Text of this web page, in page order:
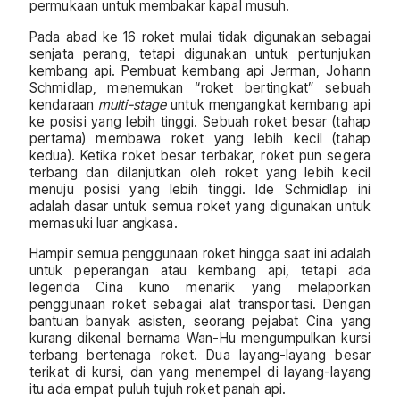
permukaan untuk membakar kapal musuh.
Pada abad ke 16 roket mulai tidak digunakan sebagai
senjata perang, tetapi digunakan untuk pertunjukan
kembang api. Pembuat kembang api Jerman, Johann
Schmidlap, menemukan “roket bertingkat” sebuah
kendaraan multi-stageuntuk mengangkat kembang api
ke posisi yang lebih tinggi. Sebuah roket besar (tahap
pertama) membawa roket yang lebih kecil (tahap
kedua). Ketika roket besar terbakar, roket pun segera
terbang dan dilanjutkan oleh roket yang lebih kecil
menuju posisi yang lebih tinggi. Ide Schmidlap ini
adalah dasar untuk semua roket yang digunakan untuk
memasuki luar angkasa.
Hampir semua penggunaan roket hingga saat ini adalah
untuk peperangan atau kembang api, tetapi ada
legenda Cina kuno menarik yang melaporkan
penggunaan roket sebagai alat transportasi. Dengan
bantuan banyak asisten, seorang pejabat Cina yang
kurang dikenal bernama Wan-Hu mengumpulkan kursi
terbang bertenaga roket. Dua layang-layang besar
terikat di kursi, dan yang menempel di layang-layang
itu ada empat puluh tujuh roket panah api.